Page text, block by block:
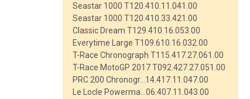
Seastar 1000 T120.410.11.041.00
Seastar 1000 T120.410.33.421.00
Classic Dream T129.410.16.053.00
Everytime Large T109.610.16.032.00
T-Race Chronograph T115.417.27.061.00
T-Race MotoGP 2017 T092.427.27.051.00
PRC 200 Chronogr…14.417.11.047.00
Le Locle Powerma…06.407.11.043.00